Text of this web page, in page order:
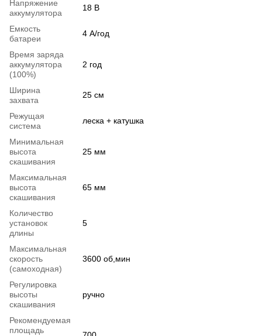
Напряжение
аккумулятора
18 В
Емкость
батареи
4 А/год
Время заряда
аккумулятора
(100%)
2 год
Ширина
захвата
25 см
Режущая
система
леска + катушка
Минимальная
высота
скашивания
25 мм
Максимальная
высота
скашивания
65 мм
Количество
установок
длины
5
Максимальная
скорость
(самоходная)
3600 об,мин
Регулировка
высоты
скашивания
ручно
Рекомендуемая
площадь